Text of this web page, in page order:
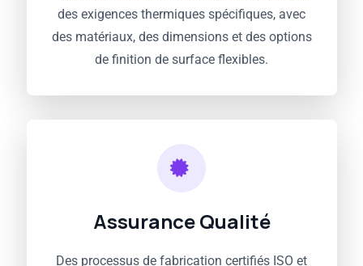
des exigences thermiques spécifiques, avec
des matériaux, des dimensions et des options
de finition de surface flexibles.
Assurance Qualité
Des processus de fabrication certifiés ISO et